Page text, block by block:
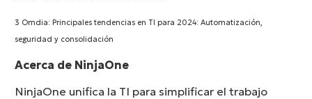
3 Omdia: Principales tendencias en TI para 2024: Automatización,
seguridad y consolidación
Acerca de NinjaOne
NinjaOne unifica la TI para simplificar el trabajo